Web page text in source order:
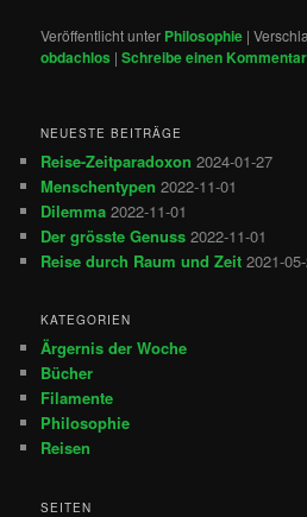
Veröffentlicht unter Philosophie |
obdachlos |Schreibe einen Kommentar
NEUESTE BEITRÄGE
Reise-Zeitparadoxon 2024-01-27
Menschentypen 2022-11-01
Dilemma 2022-11-01
Der grösste Genuss 2022-11-01
Reise durch Raum und Zeit 2021-
KATEGORIEN
Ärgernis der Woche
Bücher
Filamente
Philosophie
Reisen
SEITEN